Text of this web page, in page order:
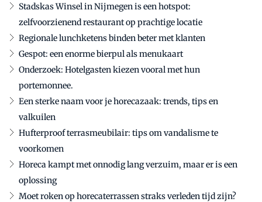
Stadskas Winsel in Nijmegen is een hotspot:
zelfvoorzienend restaurant op prachtige locatie
Regionale lunchketens binden beter met klanten
Gespot: een enorme bierpul als menukaart
Onderzoek: Hotelgasten kiezen vooral met hun
portemonnee.
Een sterke naam voor je horecazaak: trends, tips en
valkuilen
Hufterproof terrasmeubilair: tips om vandalisme te
voorkomen
Horeca kampt met onnodig lang verzuim, maar er is een
oplossing
Moet roken op horecaterrassen straks verleden tijd zijn?